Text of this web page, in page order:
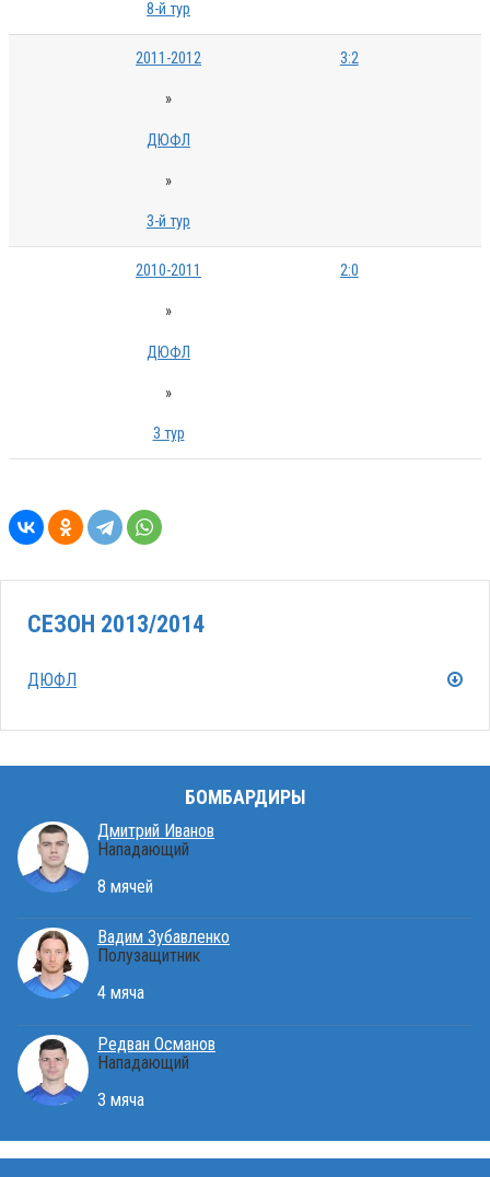
8-й тур
2011-2012
»
ДЮФЛ
»
3-й тур
3:2
2010-2011
»
ДЮФЛ
»
3 тур
2:0
СЕЗОН 2013/2014
ДЮФЛ
БОМБАРДИРЫ
Дмитрий Иванов
Нападающий
8 мячей
Вадим Зубавленко
Полузащитник
4 мяча
Редван Османов
Нападающий
3 мяча